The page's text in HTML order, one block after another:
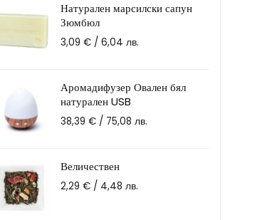
Натурален марсилски сапун
Зюмбюл
3,09 € / 6,04 лв.
Аромадифузер Овален бял
натурален USB
38,39 € / 75,08 лв.
Величествен
2,29 € / 4,48 лв.